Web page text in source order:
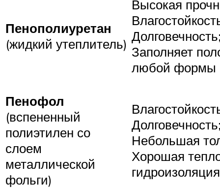
Пенополиуретан
(жидкий утеплитель)
Высокая
Заполняет
любой формы
Пенофол
(вспененный
полиэтилен со
слоем
металлической
фольги)
Небольшая
Хорошая
гидроизоляция